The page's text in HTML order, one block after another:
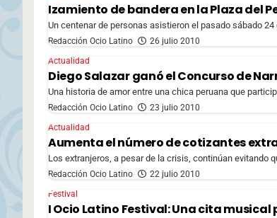
Izamiento de bandera en la Plaza del
Un centenar de personas asistieron el pasado sábado
Redacción Ocio Latino
26 julio 2010
Actualidad
Diego Salazar ganó el Concurso de
Una historia de amor entre una chica peruana que
Redacción Ocio Latino
23 julio 2010
Actualidad
Aumenta el número de cotizantes
Los extranjeros, a pesar de la crisis, continúan evitando
Redacción Ocio Latino
22 julio 2010
Festival
I Ocio Latino Festival: Una cita